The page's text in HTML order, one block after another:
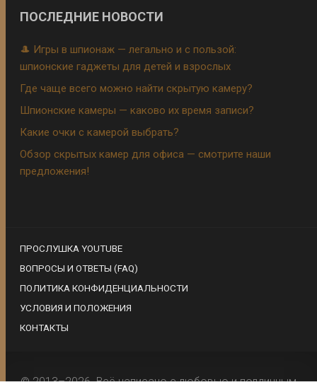
ПОСЛЕДНИЕ НОВОСТИ
🎩 Игры в шпионаж — легально и с пользой:
шпионские гаджеты для детей и взрослых
Где чаще всего можно найти скрытую камеру?
Шпионские камеры — каково их время записи?
Какие очки с камерой выбрать?
Обзор скрытых камер для офиса — смотрите наши
предложения!
ПРОСЛУШКА YOUTUBE
ВОПРОСЫ И ОТВЕТЫ (FAQ)
ПОЛИТИКА КОНФИДЕНЦИАЛЬНОСТИ
УСЛОВИЯ И ПОЛОЖЕНИЯ
КОНТАКТЫ